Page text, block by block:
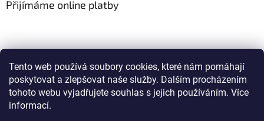
Tento web používá soubory cookies, které nám pomáhají
poskytovat a zlepšovat naše služby. Dalším procházením
tohoto webu vyjadřujete souhlas s jejich používáním. Více
informací.
Přijímáme online platby
WULITON